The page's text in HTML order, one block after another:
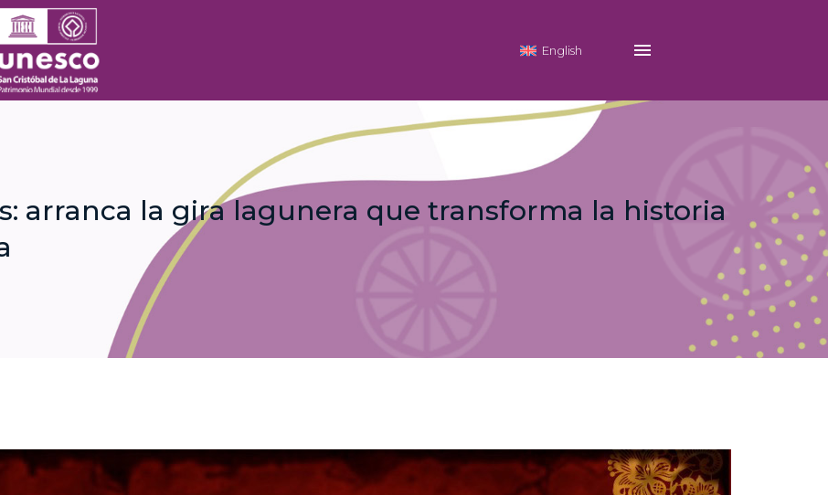
English
arranca la gira lagunera que transforma la historia